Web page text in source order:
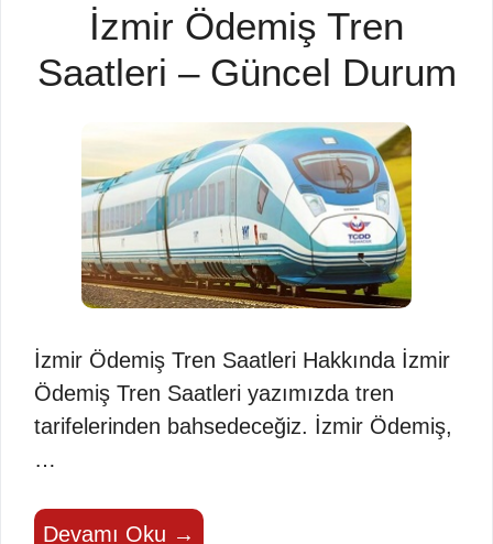
İzmir Ödemiş Tren
Saatleri – Güncel Durum
İzmir Ödemiş Tren Saatleri Hakkında İzmir
Ödemiş Tren Saatleri yazımızda tren
tarifelerinden bahsedeceğiz. İzmir Ödemiş,
…
Devamı Oku →